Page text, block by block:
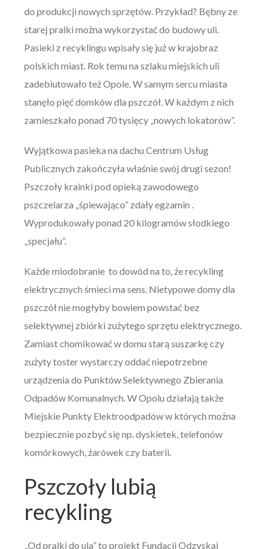
do produkcji nowych sprzętów. Przykład? Bębny ze
starej pralki można wykorzystać do budowy uli.
Pasieki z recyklingu wpisały się już w krajobraz
polskich miast. Rok temu na szlaku miejskich uli
zadebiutowało też Opole. W samym sercu miasta
stanęło pięć domków dla pszczół. W każdym z nich
zamieszkało ponad 70 tysięcy „nowych lokatorów”.
Wyjątkowa pasieka na dachu Centrum Usług
Publicznych zakończyła właśnie swój drugi sezon!
Pszczoły krainki pod opieką zawodowego
pszczelarza „śpiewająco” zdały egzamin .
Wyprodukowały ponad 20 kilogramów słodkiego
„specjału”.
Każde miodobranie to dowód na to, że recykling
elektrycznych śmieci ma sens. Nietypowe domy dla
pszczół nie mogłyby bowiem powstać bez
selektywnej zbiórki zużytego sprzętu elektrycznego.
Zamiast chomikować w domu starą suszarkę czy
zużyty toster wystarczy oddać niepotrzebne
urządzenia do Punktów Selektywnego Zbierania
Odpadów Komunalnych. W Opolu działają także
Miejskie Punkty Elektroodpadów w których można
bezpiecznie pozbyć się np. dyskietek, telefonów
komórkowych, żarówek czy baterii.
Pszczoły lubią
recykling
„Od pralki do ula” to projekt Fundacji Odzyskaj